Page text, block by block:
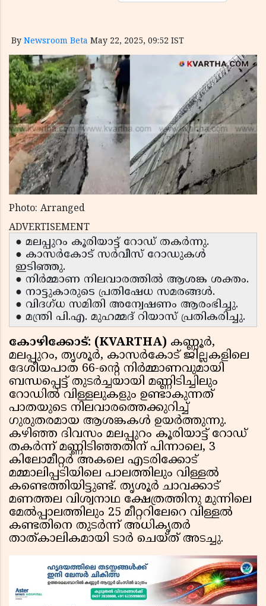
By Newsroom Beta May 22, 2025, 09:52 IST
Photo: Arranged
ADVERTISEMENT
● മലപ്പുറം കൂരിയാട്ട് റോഡ് തകർന്നു.
● കാസർകോട് സർവീസ് റോഡുകൾ
ഇടിഞ്ഞു.
● നിർമ്മാണ നിലവാരത്തിൽ ആശങ്ക ശക്തം.
● നാട്ടുകാരുടെ പ്രതിഷേധ സമരങ്ങൾ.
● വിദഗ്ധ സമിതി അന്വേഷണം ആരംഭിച്ചു.
● മന്ത്രി പി.എ. മുഹമ്മദ് റിയാസ് പ്രതികരിച്ചു.
കോഴിക്കോട്: (KVARTHA) കണ്ണൂർ,
മലപ്പുറം, തൃശൂർ, കാസർകോട് ജില്ലകളിലെ
ദേശീയപാത 66-ന്റെ നിർമ്മാണവുമായി
ബന്ധപ്പെട്ട് തുടർച്ചയായി മണ്ണിടിച്ചിലും
റോഡിൽ വിള്ളലുകളും ഉണ്ടാകുന്നത്
പാതയുടെ നിലവാരത്തെക്കുറിച്ച്
ഗുരുതരമായ ആശങ്കകൾ ഉയർത്തുന്നു.
കഴിഞ്ഞ ദിവസം മലപ്പുറം കൂരിയാട്ട് റോഡ്
തകർന്ന് മണ്ണിടിഞ്ഞതിന് പിന്നാലെ, 3
കിലോമീറ്റർ അകലെ എടരിക്കോട്
മമ്മാലിപ്പടിയിലെ പാലത്തിലും വിള്ളൽ
കണ്ടെത്തിയിട്ടുണ്ട്. തൃശൂർ ചാവക്കാട്
മണത്തല വിശ്വനാഥ ക്ഷേത്രത്തിനു മുന്നിലെ
മേൽപ്പാലത്തിലും 25 മീറ്ററിലേറെ വിള്ളൽ
കണ്ടതിനെ തുടർന്ന് അധികൃതർ
താത്കാലികമായി ടാർ ചെയ്ത് അടച്ചു.